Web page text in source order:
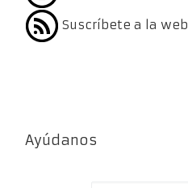
Suscríbete a la web
Ayúdanos